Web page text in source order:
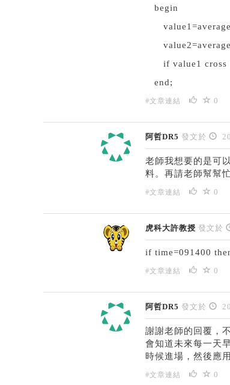
begin
if value1 cross
end;
#文章連結 0
阿哲DR5 發文於
老師我想要的是可
料。再請老師幫幫
#文章連結 0
虎科大許教授 發文於
if time=091400
#文章連結 0
阿哲DR5 發文於
謝謝老師的回覆，
會知道未來每一天
時候進場，然後應
#文章連結 0